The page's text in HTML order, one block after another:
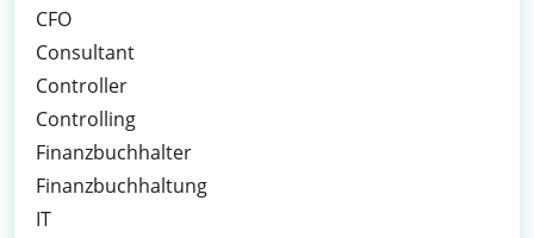
CFO
Consultant
Controller
Controlling
Finanzbuchhalter
Finanzbuchhaltung
IT